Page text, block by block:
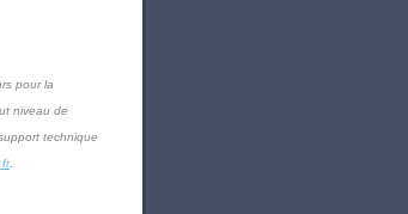
pour la
niveau de
technique
.